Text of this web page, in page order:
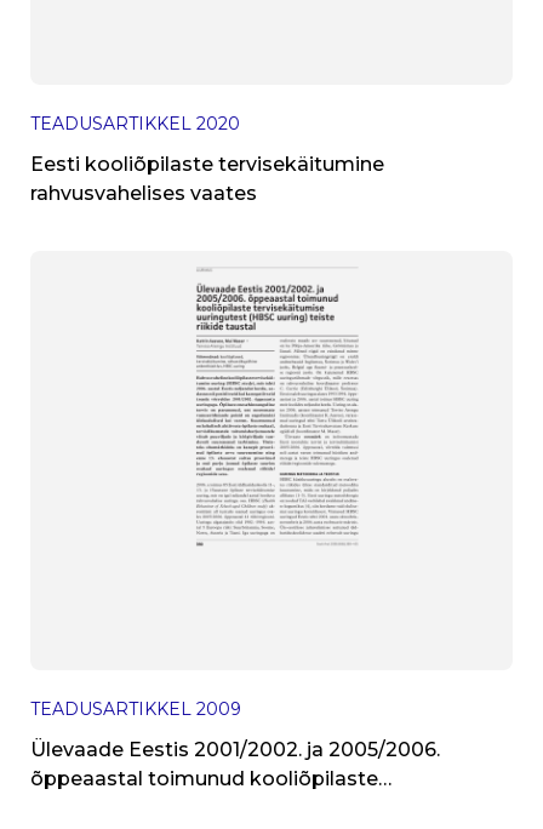
TEADUSARTIKKEL 2020
Eesti kooliõpilaste tervisekäitumine
rahvusvahelises vaates
TEADUSARTIKKEL 2009
Ülevaade Eestis 2001/2002. ja 2005/2006.
õppeaastal toimunud kooliõpilaste